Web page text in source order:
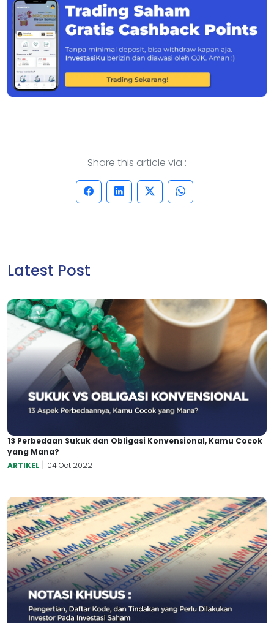
Share this article via :
Latest Post
13 Perbedaan Sukuk dan Obligasi Konvensional, Kamu Cocok
yang Mana?
ARTIKEL | 04 Oct 2022